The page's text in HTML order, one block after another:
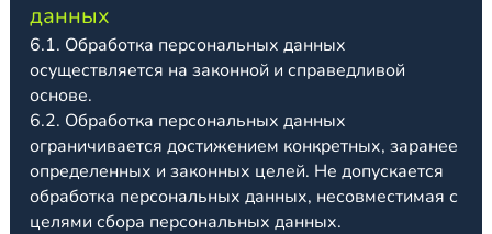
данных
6.1. Обработка персональных данных
осуществляется на законной и справедливой
основе.
6.2. Обработка персональных данных
ограничивается достижением конкретных, заранее
определенных и законных целей. Не допускается
обработка персональных данных, несовместимая с
целями сбора персональных данных.